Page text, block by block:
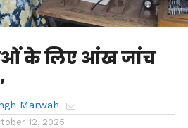
के लिए आंख जांच
Marwah
12, 2025